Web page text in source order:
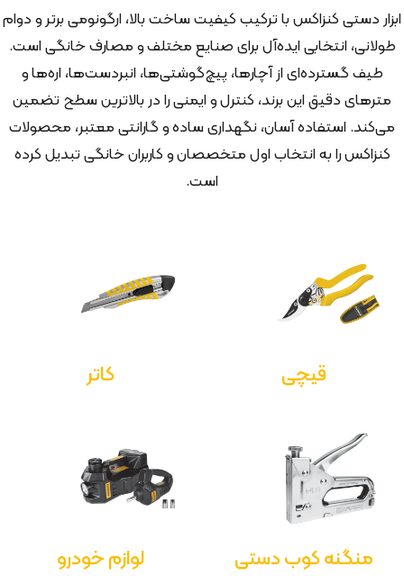
ابزار دستی کنزاکس با ترکیب کیفیت ساخت بالا، ارگونومی برتر و دوام
طولانی، انتخابی ایده‌آل برای صنایع مختلف و مصارف خانگی است.
طیف گسترده‌ای از آچارها، پیچ‌گوشتی‌ها، انبردست‌ها، اره‌ها و
مترهای دقیق این برند، کنترل و ایمنی را در بالاترین سطح تضمین
می‌کند. استفاده آسان، نگهداری ساده و گارانتی معتبر، محصولات
کنزاکس را به انتخاب اول متخصصان و کاربران خانگی تبدیل کرده
است.
قیچی کاتر
منگنه کوب دستی لوازم خودرو